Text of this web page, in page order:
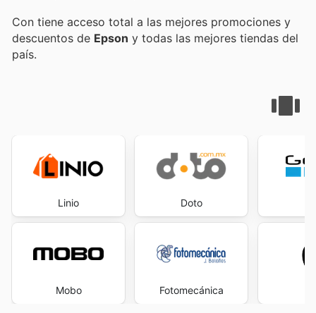
Con tiene acceso total a las mejores promociones y
descuentos de Epson y todas las mejores tiendas del
país.
Linio
Mobo
Doto
Fotomecánica